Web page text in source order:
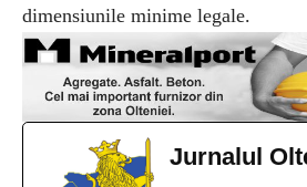
dimensiunile minime legale.
Jurnalul